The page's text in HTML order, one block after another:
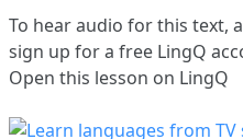
To hear audio for this text,
sign up for a free LingQ
Open this lesson on LingQ